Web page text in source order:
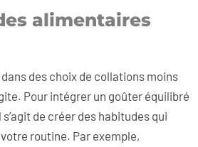
alimentaires
dans des choix de collations moins
Pour intégrer un goûter équilibré
de créer des habitudes qui
routine. Par exemple,